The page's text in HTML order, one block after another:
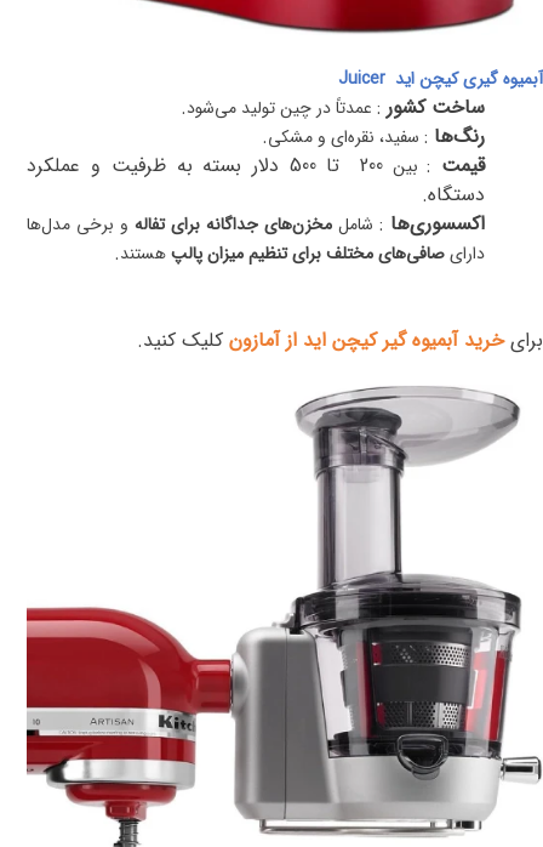
آبمیوه‌ گیری کیچن اید Juicer
ساخت کشور: عمدتاً در چین تولید می‌شود.
رنگ‌ها : سفید، نقره‌ای و مشکی.
قیمت : بین200
تا 500 دلار بسته به ظرفیت و عملکرد
دستگاه.
اکسسوری‌ها : شامل مخزن‌های جداگانه برای تفالهو برخی مدل‌ها
دارایصافی‌های مختلف برای تنظیم میزان پالپهستند.
برایخرید آبمیوه گیر کیچن اید از آمازون کلیک کنید.